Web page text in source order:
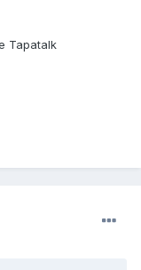
Tapatalk